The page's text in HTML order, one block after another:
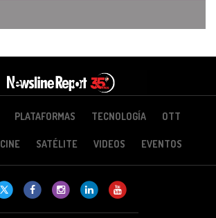
PLATAFORMAS TECNOLOGÍA OTT
CINE SATÉLITE VIDEOS EVENTOS